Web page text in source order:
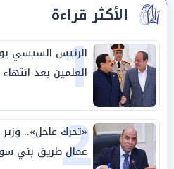
الأكثر قراءة
1
الرئيس السيسي
العلمين بعد
2
«تحرك عاجل».. وزير
عمال طريق بني